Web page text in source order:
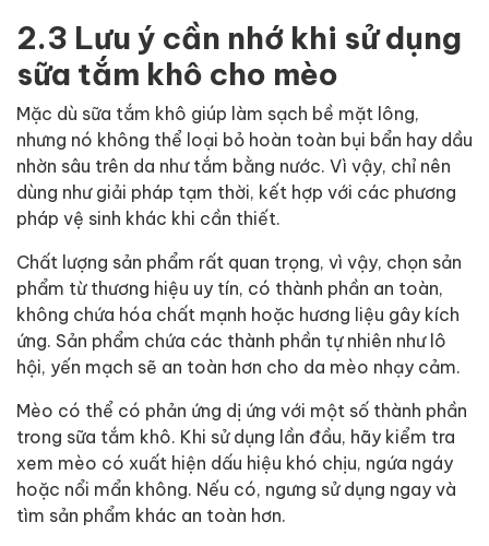
2.3 Lưu ý cần nhớ khi sử dụng
sữa tắm khô cho mèo
Mặc dù sữa tắm khô giúp làm sạch bề mặt lông,
nhưng nó không thể loại bỏ hoàn toàn bụi bẩn hay dầu
nhờn sâu trên da như tắm bằng nước. Vì vậy, chỉ nên
dùng như giải pháp tạm thời, kết hợp với các phương
pháp vệ sinh khác khi cần thiết.
Chất lượng sản phẩm rất quan trọng, vì vậy, chọn sản
phẩm từ thương hiệu uy tín, có thành phần an toàn,
không chứa hóa chất mạnh hoặc hương liệu gây kích
ứng. Sản phẩm chứa các thành phần tự nhiên như lô
hội, yến mạch sẽ an toàn hơn cho da mèo nhạy cảm.
Mèo có thể có phản ứng dị ứng với một số thành phần
trong sữa tắm khô. Khi sử dụng lần đầu, hãy kiểm tra
xem mèo có xuất hiện dấu hiệu khó chịu, ngứa ngáy
hoặc nổi mẩn không. Nếu có, ngưng sử dụng ngay và
tìm sản phẩm khác an toàn hơn.